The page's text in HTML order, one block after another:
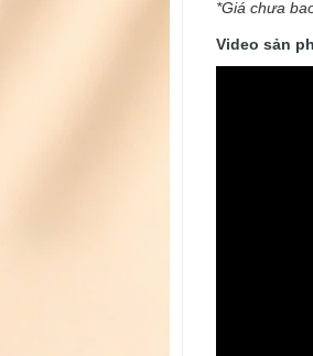
*Giá chưa
Video sản